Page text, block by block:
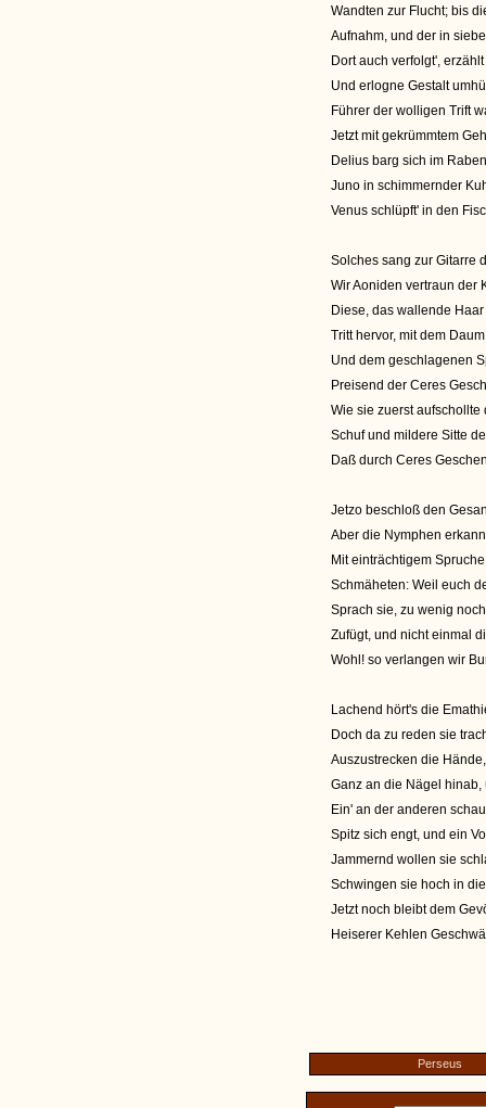
Wandten zur Flucht; bis
Aufnahm, und der in
Dort auch verfolgt',
Und erlogne Gestalt
Führer der wolligen Trift
Jetzt mit gekrümmtem
Delius barg sich im
Juno in schimmernder
Venus schlüpft' in den
Solches sang zur Gitarre
Wir Aoniden vertraun der
Diese, das wallende
Tritt hervor, mit dem
Und dem geschlagenen
Preisend der Ceres
Wie sie zuerst
Schuf und mildere Sitte
Daß durch Ceres
Jetzo beschloß den
Aber die Nymphen
Mit einträchtigem
Schmäheten: Weil euch
Sprach sie, zu wenig
Zufügt, und nicht einmal
Wohl! so verlangen wir
Lachend hört's die
Doch da zu reden sie
Auszustrecken die
Ganz an die Nägel
Ein' an der anderen
Spitz sich engt, und ein
Jammernd wollen sie
Schwingen sie hoch in
Jetzt noch bleibt dem
Heiserer Kehlen
Perseus